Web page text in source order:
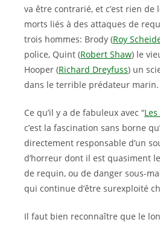
va être contrarié, et c’est rien
morts liés à des attaques de
trois hommes: Brody (Roy
police, Quint (Robert Shaw) le
Hooper (Richard Dreyfuss) un
dans le terrible prédateur marin.
Ce qu’il y a de fabuleux avec “
c’est la fascination sans borne
directement responsable d’un
d’horreur dont il est quasiment
de requin, ou de danger sous-
qui continue d’être surexploité
Il faut bien reconnaître que le